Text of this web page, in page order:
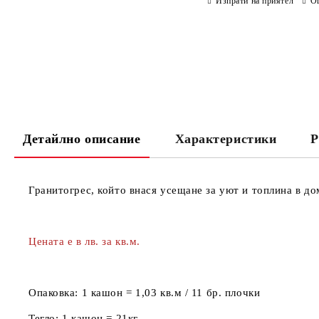
Детайлно описание Характеристики
Гранитогрес, който внася усещане за уют и топлина в
Цената е в лв. за кв.м.
Опаковка: 1 кашон = 1,03 кв.м / 11 бр. плочки